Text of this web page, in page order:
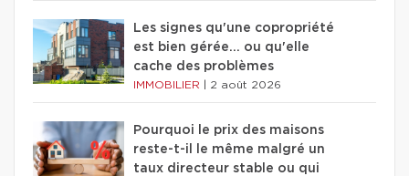
Les signes qu'une copropriété
est bien gérée… ou qu'elle
cache des problèmes
IMMOBILIER 2 août 2026
Pourquoi le prix des maisons
reste-t-il le même malgré un
taux directeur stable ou qui